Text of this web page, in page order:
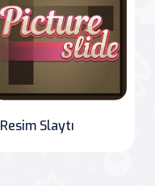
Resim Slaytı